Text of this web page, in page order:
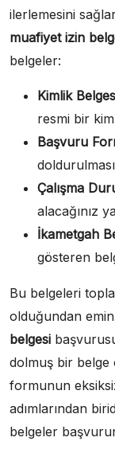
ilerlemesini
muafiyet izin
belgeler:
Kimlik
resmi bir
Başvuru
Çalışma
alacağınız
İkametgah
gösteren
Bu belgeleri
olduğundan
belgesi
dolmuş bir belge
formunun
adımlarından
belgeler